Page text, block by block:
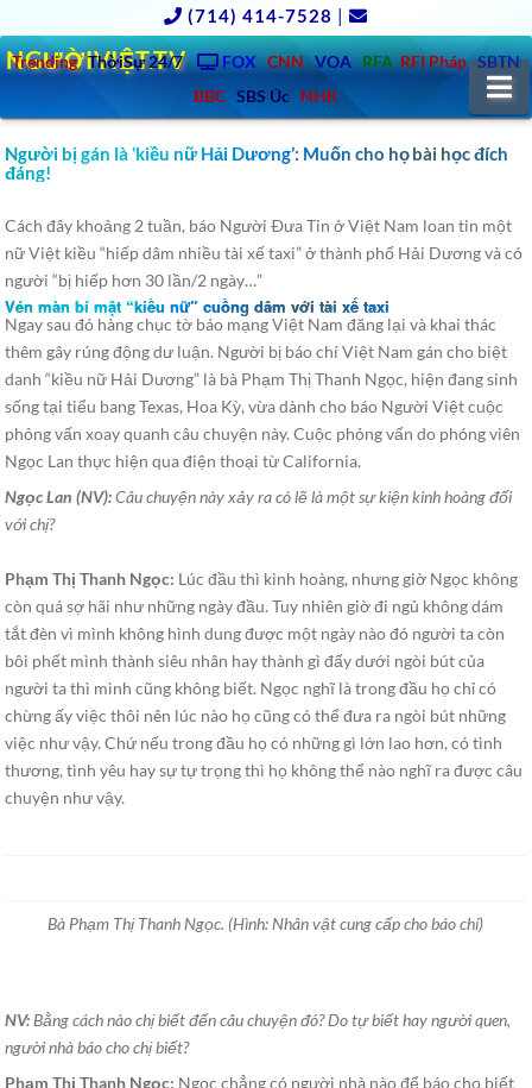
(714) 414-7528 |
Trending ThờiSự 24/7 FOX CNN VOA RFA RFI Pháp SBTN
BBC SBS Úc NHK
NGƯỜIVIỆT.TV
Người bị gán là ‘kiều nữ Hải Dương’: Muốn cho họ bài học đích
đáng!
Cách đây khoảng 2 tuần, báo Người Ðưa Tin ở Việt Nam loan tin một
nữ Việt kiều “hiếp dâm nhiều tài xế taxi” ở thành phố Hải Dương và có
người “bị hiếp hơn 30 lần/2 ngày…”
Vén màn bí mật “kiều nữ” cuồng dâm với tài xế taxi
Ngay sau đó hàng chục tờ báo mạng Việt Nam đăng lại và khai thác
thêm gây rúng động dư luận. Người bị báo chí Việt Nam gán cho biệt
danh “kiều nữ Hải Dương” là bà Phạm Thị Thanh Ngọc, hiện đang sinh
sống tại tiểu bang Texas, Hoa Kỳ, vừa dành cho báo Người Việt cuộc
phỏng vấn xoay quanh câu chuyện này. Cuộc phỏng vấn do phóng viên
Ngọc Lan thực hiện qua điện thoại từ California.
Ngọc Lan (NV):Câu chuyện này xảy ra có lẽ là một sự kiện kinh hoàng đối
với chị?
Phạm Thị Thanh Ngọc: Lúc đầu thì kinh hoàng, nhưng giờ Ngọc không
còn quá sợ hãi như những ngày đầu. Tuy nhiên giờ đi ngủ không dám
tắt đèn vì mình không hình dung được một ngày nào đó người ta còn
bôi phết mình thành siêu nhân hay thành gì đấy dưới ngòi bút của
người ta thì mình cũng không biết. Ngọc nghĩ là trong đầu họ chỉ có
chừng ấy việc thôi nên lúc nào họ cũng có thể đưa ra ngòi bút những
việc như vậy. Chứ nếu trong đầu họ có những gì lớn lao hơn, có tình
thương, tình yêu hay sự tự trọng thì họ không thể nào nghĩ ra được câu
chuyện như vậy.
Bà Phạm Thị Thanh Ngọc. (Hình: Nhân vật cung cấp cho báo chí)
NV: Bằng cách nào chị biết đến câu chuyện đó? Do tự biết hay người quen,
người nhà báo cho chị biết?
Phạm Thị Thanh Ngọc: Ngọc chẳng có người nhà nào để báo cho biết